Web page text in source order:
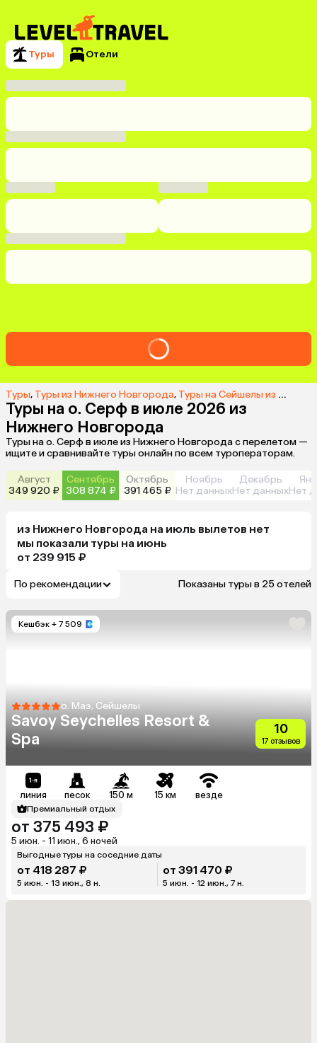
Туры Отели
Туры, Туры из Нижнего Новгорода, Туры на Сейшелы из Нижнего Новгорода
Туры на о. Серф в июле 2026 из
Нижнего Новгорода
Туры на о. Серф в июле из Нижнего Новгорода с перелетом —
ищите и сравнивайте туры онлайн по всем туроператорам.
Август
349 920 ₽
Сентябрь
308 874 ₽
Октябрь
391 465 ₽
Ноябрь
Нет данных
Декабрь
Нет данныхНет
из Нижнего Новгорода на июль вылетов нет
мы показали туры на июнь
от 239 915 ₽
По рекомендации Показаны туры в 25 отелей
Кешбэк + 7 509
о. Маэ, Сейшелы
Savoy Seychelles Resort &
Spa
10
17 отзывов
линия песок 150 м 15 км везде
Премиальный отдых
от 375 493 ₽
5 июн. - 11 июн., 6 ночей
Выгодные туры на соседние даты
от 418 287 ₽
5 июн. - 13 июн., 8 н.
от 391 470 ₽
5 июн. - 12 июн., 7 н.